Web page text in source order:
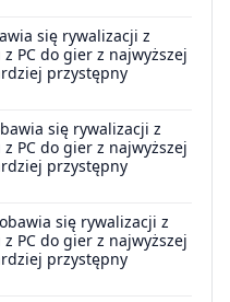
się rywalizacji z
PC do gier z najwyższej
przystępny
się rywalizacji z
PC do gier z najwyższej
przystępny
się rywalizacji z
PC do gier z najwyższej
przystępny